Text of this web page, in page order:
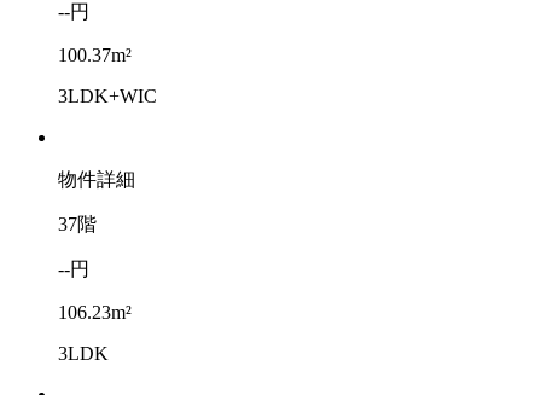
--円
100.37m²
3LDK+WIC
物件詳細
37階
--円
106.23m²
3LDK